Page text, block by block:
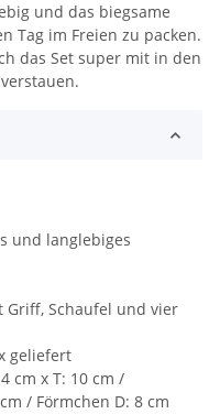
und das biegsame
Tag im Freien zu packen.
das Set super mit in den
und langlebiges
Griff, Schaufel und vier
geliefert
cm x T: 10 cm /
/ Förmchen D: 8 cm